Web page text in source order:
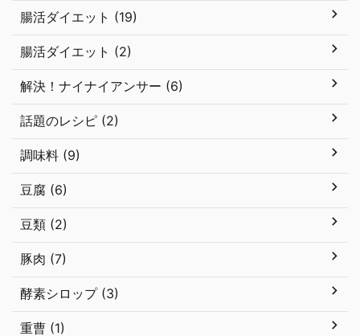
腸活ダイエット (19)
腸活ダイエット (2)
解決！ナイナイアンサー (6)
話題のレシピ (2)
調味料 (9)
豆腐 (6)
豆類 (2)
豚肉 (7)
酵素シロップ (3)
重曹 (1)